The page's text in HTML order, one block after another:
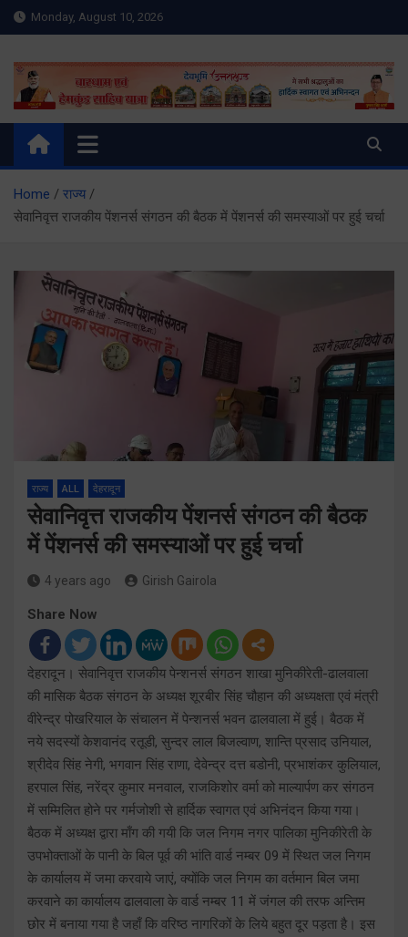
Skip
to
Monday, August 10, 2026
Meru Raibar | Uttarakhand
News | Uttarkashi News
meruraibar.com
Home
राज्य
सेवानिवृत्त राजकीय पेंशनर्स संगठन की बैठक में पेंशनर्स की समस्याओं पर हुई चर्चा
राज्य ALL देहरादून
सेवानिवृत्त राजकीय पेंशनर्स संगठन की बैठक
में पेंशनर्स की समस्याओं पर हुई चर्चा
4 years ago Girish Gairola
Share Now
देहरादून। सेवानिवृत्त राजकीय पेन्शनर्स संगठन शाखा मुनिकीरेती-ढालवाला
की मासिक बैठक संगठन के अध्यक्ष शूरबीर सिंह चौहान की अध्यक्षता एवं मंत्री
वीरेन्द्र पोखरियाल के संचालन में पेन्शनर्स भवन ढालवाला में हुई। बैठक में
नये सदस्यों केशवानंद रतूडी, सुन्दर लाल बिजल्वाण, शान्ति प्रसाद उनियाल,
श्रीदेव सिंह नेगी, भगवान सिंह राणा, देवेन्द्र दत्त बडोनी, प्रभाशंकर कुलियाल,
हरपाल सिंह, नरेंद्र कुमार मनवाल, राजकिशोर वर्मा को माल्यार्पण कर संगठन
में सम्मिलित होने पर गर्मजोशी से हार्दिक स्वागत एवं अभिनंदन किया गया।
बैठक में अध्यक्ष द्वारा माँग की गयी कि जल निगम नगर पालिका मुनिकीरेती के
उपभोक्ताओं के पानी के बिल पूर्व की भांति वार्ड नम्बर 09 में स्थित जल निगम
के कार्यालय में जमा करवाये जाएं, क्योंकि जल निगम का वर्तमान बिल जमा
करवाने का कार्यालय ढालवाला के वार्ड नम्बर 11 में जंगल की तरफ अन्तिम
छोर में बनाया गया है जहाँ कि वरिष्ठ नागरिकों के लिये बहुत दूर पड़ता है। इस